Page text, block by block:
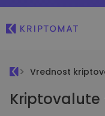
Vrednost
Kriptovalute